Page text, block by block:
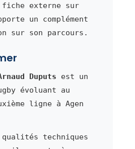
externe sur
un complément
sur son parcours.
Duputs est un
évoluant au
ligne à Agen
qualités techniques